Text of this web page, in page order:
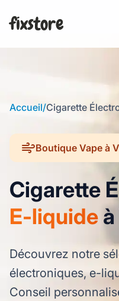
fixstore
Accueil/Cigarette
Boutique Vape à
Cigarette
E-liquide
Découvrez notre
électroniques, e-
Conseil